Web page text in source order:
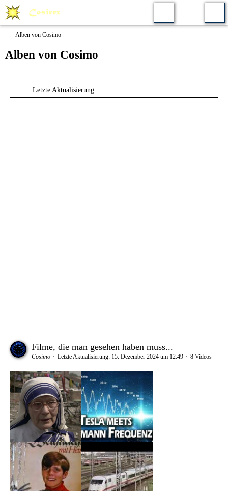
Alben von Cosimo
Alben von Cosimo
Letzte Aktualisierung
Filme, die man gesehen haben muss...
Cosimo Letzte Aktualisierung: 15. Dezember 2024 um 12:49 8 Videos